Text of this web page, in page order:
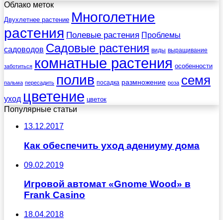
Облако меток
Двухлетнее растение Многолетние
растения Полевые растения Проблемы
садоводов Садовые растения виды выращивание
заботиться комнатные растения особенности
пальма пересадить полив посадка размножение роза семя
уход цветение цветок
Популярные статьи
13.12.2017
Как обеспечить уход адениуму дома
09.02.2019
Игровой автомат «Gnome Wood» в
Frank Casino
18.04.2018